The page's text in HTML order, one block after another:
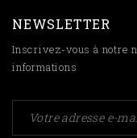
NEWSLETTER
Inscrivez-vous à notre
informations